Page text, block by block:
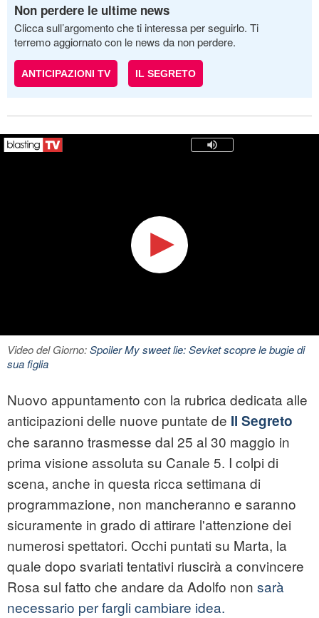
Non perdere le ultime news
Clicca sull’argomento che ti interessa per seguirlo. Ti
terremo aggiornato con le news da non perdere.
ANTICIPAZIONI TV IL SEGRETO
Video del Giorno:Spoiler My sweet lie: Sevket scopre le bugie di
sua figlia
Nuovo appuntamento con la rubrica dedicata alle
anticipazioni delle nuove puntate de Il Segreto
che saranno trasmesse dal 25 al 30 maggio in
prima visione assoluta su Canale 5. I colpi di
scena, anche in questa ricca settimana di
programmazione, non mancheranno e saranno
sicuramente in grado di attirare l'attenzione dei
numerosi spettatori. Occhi puntati su Marta, la
quale dopo svariati tentativi riuscirà a convincere
Rosa sul fatto che andare da Adolfo non sarà
necessario per fargli cambiare idea.